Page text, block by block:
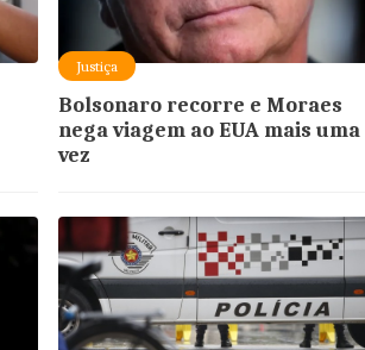
Justiça
Bolsonaro recorre e Moraes
nega viagem ao EUA mais uma
vez